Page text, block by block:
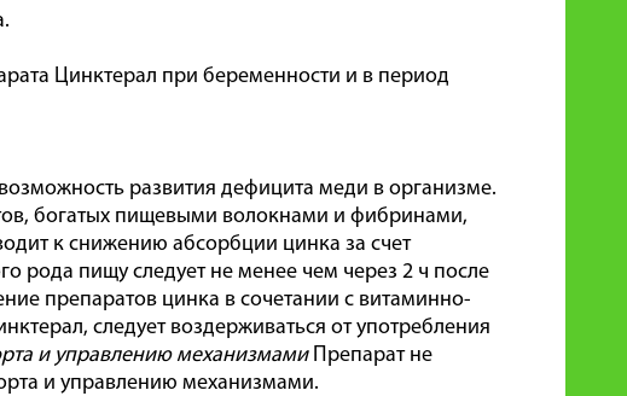
Цинктерал при беременности и в период
развития дефицита меди в организме.
богатых пищевыми волокнами и фибринами,
к снижению абсорбции цинка за счет
рода пищу следует не менее чем через 2 ч после
препаратов цинка в сочетании с витаминно-
следует воздерживаться от употребления
и управлению механизмами Препарат не
и управлению механизмами.